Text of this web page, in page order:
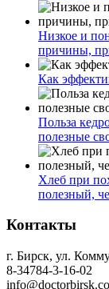
Низкое и
причины,
Как
Польза
полезные
Хлеб при
полезный,
Контакты
г. Бирск, ул.
8-34784-3-16-02